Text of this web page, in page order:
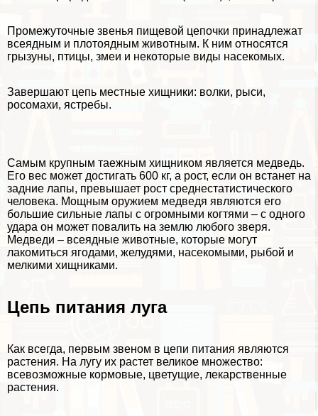
Промежуточные звенья пищевой цепочки принадлежат
всеядным и плотоядным животным. К ним относятся
грызуны, птицы, змеи и некоторые виды насекомых.
Завершают цепь местные хищники: волки, рыси,
росомахи, ястребы.
Самым крупным таежным хищником является медведь.
Его вес может достигать 600 кг, а рост, если он встанет на
задние лапы, превышает рост среднестатистического
человека. Мощным оружием медведя являются его
большие сильные лапы с огромными когтями – с одного
удара он может повалить на землю любого зверя.
Медведи – всеядные животные, которые могут
лакомиться ягодами, желудями, насекомыми, рыбой и
мелкими хищниками.
Цепь питания луга
Как всегда, первым звеном в цепи питания являются
растения. На лугу их растет великое множество:
всевозможные кормовые, цветущие, лекарственные
растения.